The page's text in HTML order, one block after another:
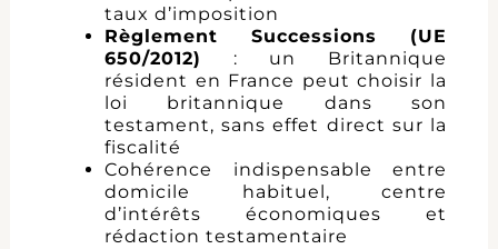
taux d’imposition
Règlement Successions (UE
650/2012)
: un Britannique
résident en France peut choisir la
loi britannique dans son
testament, sans effet direct sur la
fiscalité
Cohérence indispensable entre
domicile habituel, centre
d’intérêts économiques et
rédaction testamentaire